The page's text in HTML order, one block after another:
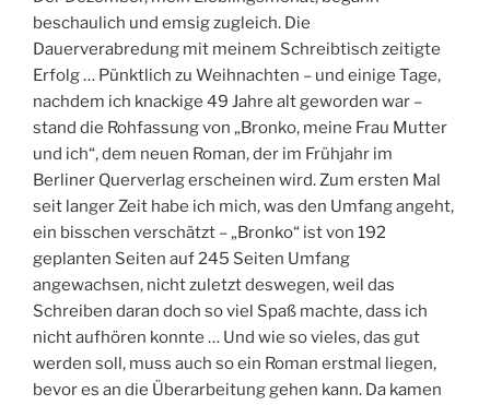
beschaulich und emsig zugleich. Die
Dauerverabredung mit meinem Schreibtisch zeitigte
Erfolg … Pünktlich zu Weihnachten – und einige Tage,
nachdem ich knackige 49 Jahre alt geworden war –
stand die Rohfassung von „Bronko, meine Frau Mutter
und ich“, dem neuen Roman, der im Frühjahr im
Berliner Querverlag erscheinen wird. Zum ersten Mal
seit langer Zeit habe ich mich, was den Umfang angeht,
ein bisschen verschätzt – „Bronko“ ist von 192
geplanten Seiten auf 245 Seiten Umfang
angewachsen, nicht zuletzt deswegen, weil das
Schreiben daran doch so viel Spaß machte, dass ich
nicht aufhören konnte … Und wie so vieles, das gut
werden soll, muss auch so ein Roman erstmal liegen,
bevor es an die Überarbeitung gehen kann. Da kamen